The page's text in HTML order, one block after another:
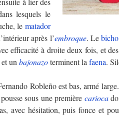
lesquels le
le matador
après l’embroque. Lebicho
efficacité à droite deux fois, et
et un bajonazoterminent la faena.
Robleño est bas, armé
sous une première carioca
avec hésitation, puis fonce et